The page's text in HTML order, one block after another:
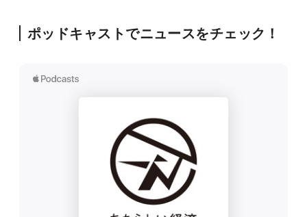
ポッドキャストでニュースをチェック！